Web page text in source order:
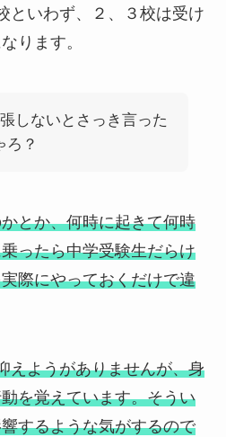
といわず、２、３校は受け
ります。
しないとさっき言った
ろ？
とか、何時に起きて何時
ったら中学受験生だらけ
際にやっておくだけで違
えようがありませんが、身
を覚えています。そうい
するような気がするので